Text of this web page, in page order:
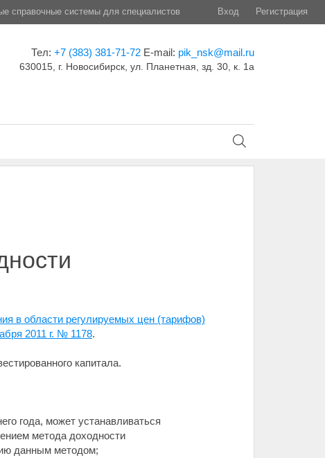
справочные системы для специалистов Вход Регистрация
Тел: +7 (383) 381-71-72 E-mail: pik_nsk@mail.ru
630015, г. Новосибирск, ул. Планетная, зд. 30, к. 1а
в области регулируемых цен (тарифов)
2011 г. № 1178.
капитала.
года, может устанавливаться
метода доходности
данным методом;